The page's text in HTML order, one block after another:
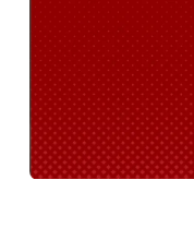
Sie haben
Produkt
Wir helfen